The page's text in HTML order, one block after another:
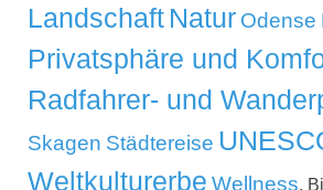
Landschaft Natur Odense
Privatsphäre und
Radfahrer- und
Skagen Städtereise
Weltkulturerbe Wellness.